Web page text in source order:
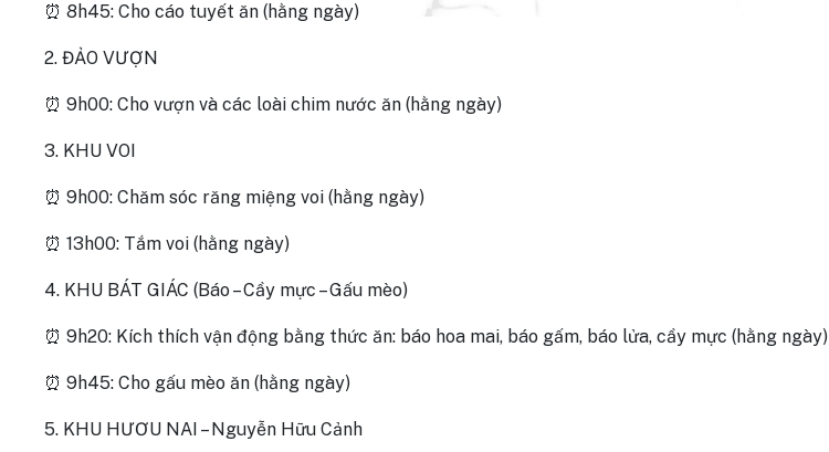
⏰ 8h45: Cho cáo tuyết ăn (hằng ngày)
2. ĐẢO VƯỢN
⏰ 9h00: Cho vượn và các loài chim nước ăn (hằng ngày)
3. KHU VOI
⏰ 9h00: Chăm sóc răng miệng voi (hằng ngày)
⏰ 13h00: Tắm voi (hằng ngày)
4. KHU BÁT GIÁC (Báo – Cầy mực – Gấu mèo)
⏰ 9h20: Kích thích vận động bằng thức ăn: báo hoa mai, báo gấm, báo lửa, cầy mực (hằng ngày)
⏰ 9h45: Cho gấu mèo ăn (hằng ngày)
5. KHU HƯƠU NAI – Nguyễn Hữu Cảnh